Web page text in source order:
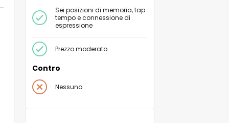
Sei posizioni di memoria, tap
tempo e connessione di
espressione
Prezzo moderato
Contro
Nessuno